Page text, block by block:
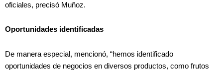
oficiales, precisó Muñoz.
Oportunidades identificadas
De manera especial, mencionó, “hemos identificado
oportunidades de negocios en diversos productos, como frutos